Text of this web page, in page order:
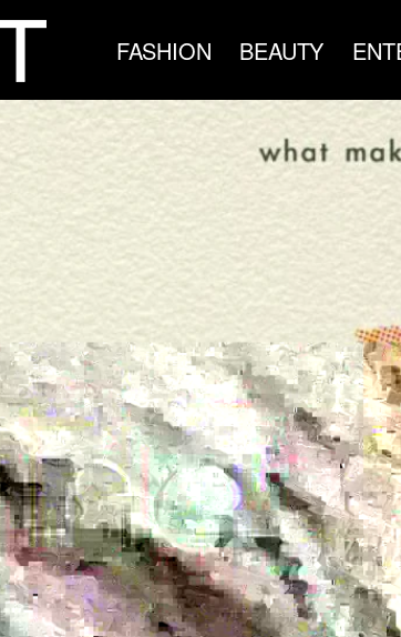
FASHION BEAUTY